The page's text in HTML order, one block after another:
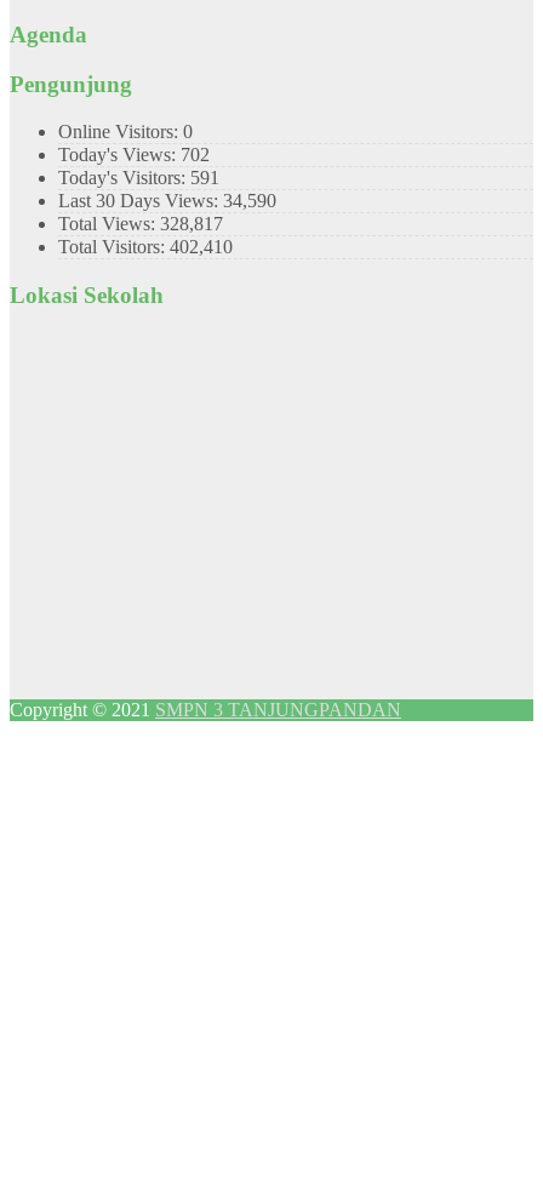
Agenda
Pengunjung
Online Visitors: 0
Today's Views: 702
Today's Visitors: 591
Last 30 Days Views: 34,590
Total Views: 328,817
Total Visitors: 402,410
Lokasi Sekolah
Copyright © 2021 SMPN 3 TANJUNGPANDAN